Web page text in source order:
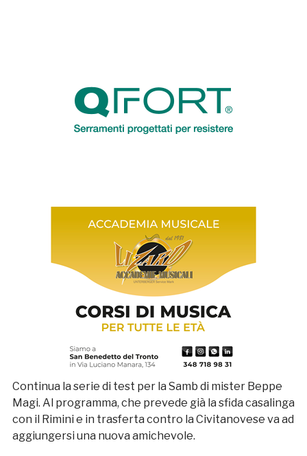
Continua la serie di test per la Samb di mister Beppe
Magi. Al programma, che prevede già la sfida casalinga
con il Rimini e in trasferta contro la Civitanovese va ad
aggiungersi una nuova amichevole.